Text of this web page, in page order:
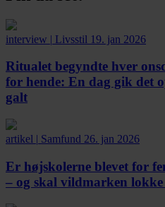
interview | Livsstil 19. jan 2026
Ritualet begyndte hver
for hende: En dag gik det
galt
artikel | Samfund 26. jan 2026
Er højskolerne blevet for
– og skal vildmarken lokke